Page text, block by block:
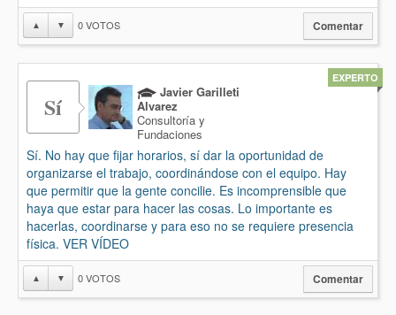
▲ ▼ 0VOTOS Comentar
Sí
Javier Garilleti
Alvarez
Consultoría y
Fundaciones
Sí. No hay que fijar horarios, sí dar la oportunidad de
organizarse el trabajo, coordinándose con el equipo. Hay
que permitir que la gente concilie. Es incomprensible que
haya que estar para hacer las cosas. Lo importante es
hacerlas, coordinarse y para eso no se requiere presencia
física. VER VÍDEO
EXPERTO
▲ ▼ 0VOTOS Comentar